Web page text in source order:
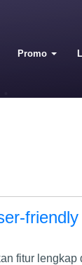
Promo
friendly
fitur lengkap